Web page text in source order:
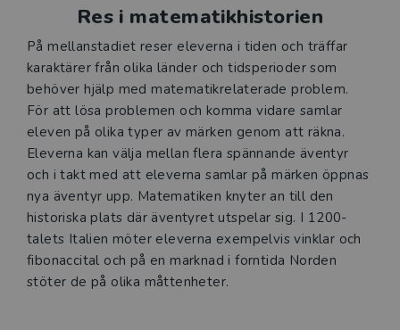
Res i matematikhistorien
På mellanstadiet reser eleverna i tiden och träffar
karaktärer från olika länder och tidsperioder som
behöver hjälp med matematikrelaterade problem.
För att lösa problemen och komma vidare samlar
eleven på olika typer av märken genom att räkna.
Eleverna kan välja mellan flera spännande äventyr
och i takt med att eleverna samlar på märken öppnas
nya äventyr upp. Matematiken knyter an till den
historiska plats där äventyret utspelar sig. I 1200-
talets Italien möter eleverna exempelvis vinklar och
fibonaccital och på en marknad i forntida Norden
stöter de på olika måttenheter.